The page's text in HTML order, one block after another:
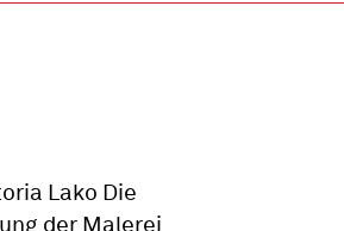
Lako Die
der Malerei